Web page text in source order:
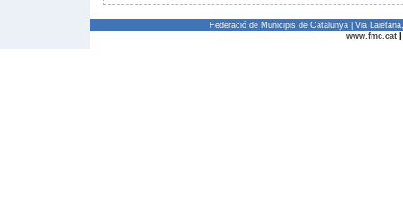
Federació de Municipis de Catalunya | Via
www.fmc.cat